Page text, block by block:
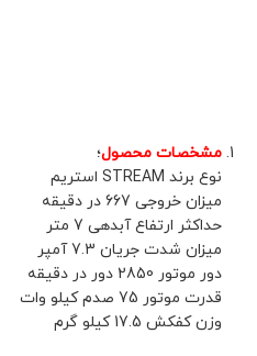
مشخصات محصول؛
نوع برند STREAM استریم
میزان خروجی 667 در دقیقه
حداکثر ارتفاع آبدهی 7 متر
میزان شدت جریان 7.3 آمپر
دور موتور 2850 دور در دقیقه
قدرت موتور 75 صدم کیلو وات
وزن کفکش 17.5 کیلو گرم